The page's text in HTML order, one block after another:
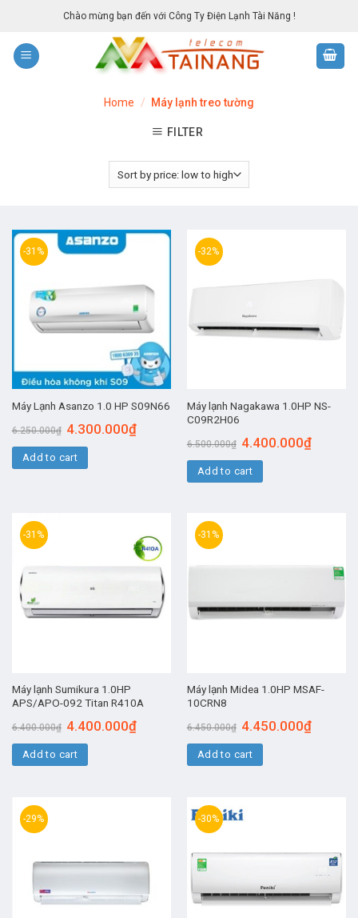
content
Chào mừng bạn đến với Công Ty Điện Lạnh Tài Năng !
Home / Máy lạnh treo tường
FILTER
-31%
Máy Lạnh Asanzo 1.0 HP S09N66
6.250.000₫ 4.300.000₫
Add to cart
-32%
Máy lạnh Nagakawa 1.0HP NS-
C09R2H06
6.500.000₫ 4.400.000₫
Add to cart
-31%
Máy lạnh Sumikura 1.0HP
APS/APO-092 Titan R410A
6.400.000₫ 4.400.000₫
Add to cart
-31%
Máy lạnh Midea 1.0HP MSAF-
10CRN8
6.450.000₫ 4.450.000₫
Add to cart
-29% -30%